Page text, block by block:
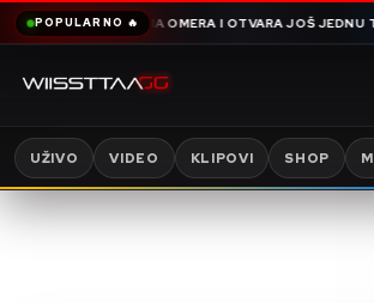
POPULARNO 🔥
SNIMA OMERA I OTVARA JOŠ JEDNU TEŠKU
UŽIVO VIDEO KLIPOVI SHOP